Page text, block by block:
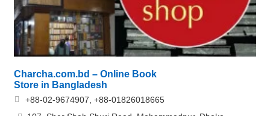
Charcha.com.bd – Online Book
Store in Bangladesh
+88-02-9674907, +88-01826018665